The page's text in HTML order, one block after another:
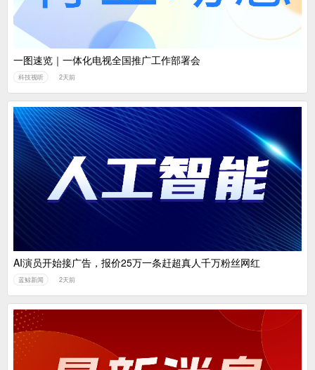
一图速览｜一体化电视全国推广工作部署会
科技视听 2天前
AI演员开始接广告，报价25万一条赶超真人千万粉丝网红
蓝鲸新闻 2天前